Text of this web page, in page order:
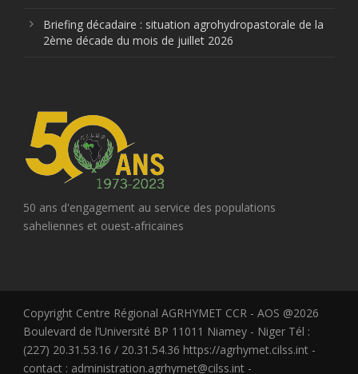
Briefing décadaire : situation agrohydropastorale de la
2ème décade du mois de juillet 2026
50 ans d'engagement au service des populations
saheliennes et ouest-africaines
Copyright Centre Régional AGRHYMET CCR - AOS @2026
Boulevard de l’Université BP 11011 Niamey - Niger Tél :
(227) 20.31.53.16 / 20.31.54.36 https://agrhymet.cilss.int -
contact : administration.agrhymet@cilss.int -